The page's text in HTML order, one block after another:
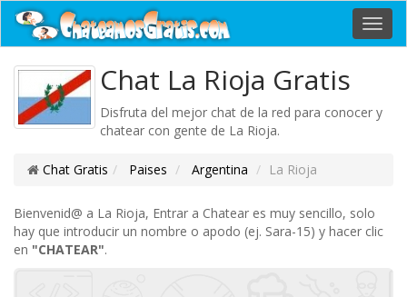
Chat La Rioja Gratis
Disfruta del mejor chat de la red para conocer y
chatear con gente de La Rioja.
Chat Gratis Paises Argentina La Rioja
Bienvenid@ a La Rioja, Entrar a Chatear es muy sencillo, solo
hay que introducir un nombre o apodo (ej. Sara-15) y hacer clic
en "CHATEAR".